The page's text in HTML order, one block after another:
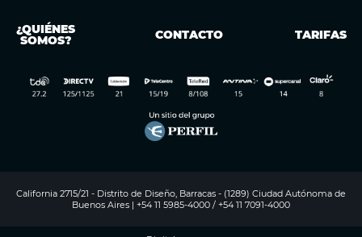
¿QUIÉNES
SOMOS? CONTACTO TARIFAS
California 2715/21 - Distrito de Diseño, Barracas - (1289) Ciudad Autónoma de
Buenos Aires | +54 11 5985-4000 / +54 11 7091-4000